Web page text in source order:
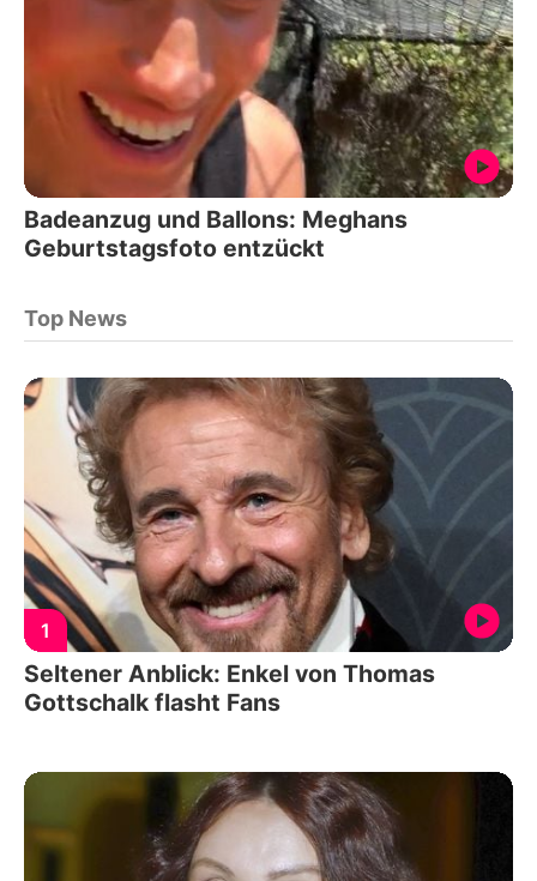
Badeanzug und Ballons: Meghans
Geburtstagsfoto entzückt
Top News
1
Seltener Anblick: Enkel von Thomas
Gottschalk flasht Fans